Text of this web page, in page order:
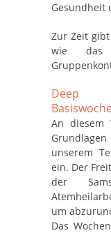
Gesundheit
Zur Zeit
wie das
Deep
An diesem
unserem
ein. Der
der
um
Das